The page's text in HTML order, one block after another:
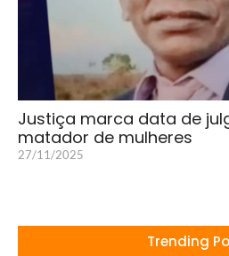
Justiça marca data de
matador de mulheres
27/11/2025
Trending